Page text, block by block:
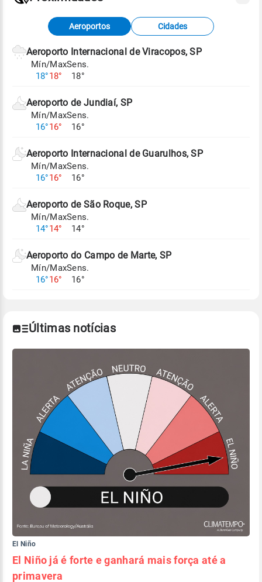
Fonte: dados combinados de estações
meteorológicas e satélite do Centro de Previsão
de Tempo e Estudos Climáticos (CPTEC).
Para obter mais informações sobre os dados
Aeroportos Cidades
Aeroporto Internacional de Viracopos, SP
Mín/Max
18°18°
Sens.
18°
Aeroporto de Jundiaí, SP
Mín/Max
16°16°
Sens.
16°
Aeroporto Internacional de Guarulhos, SP
Mín/Max
16°16°
Sens.
16°
Aeroporto de São Roque, SP
Mín/Max
14°14°
Sens.
14°
Aeroporto do Campo de Marte, SP
Mín/Max
16°16°
Sens.
16°
Últimas notícias
El Niño
El Niño já é forte e ganhará mais força até a
primavera